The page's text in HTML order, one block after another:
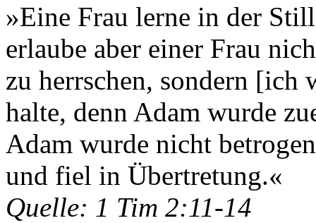
»Eine Frau lerne in der
erlaube aber einer Frau
zu herrschen, sondern
halte, denn Adam wurde
Adam wurde nicht
und fiel in Übertretung.«
Quelle: 1 Tim 2:11-14